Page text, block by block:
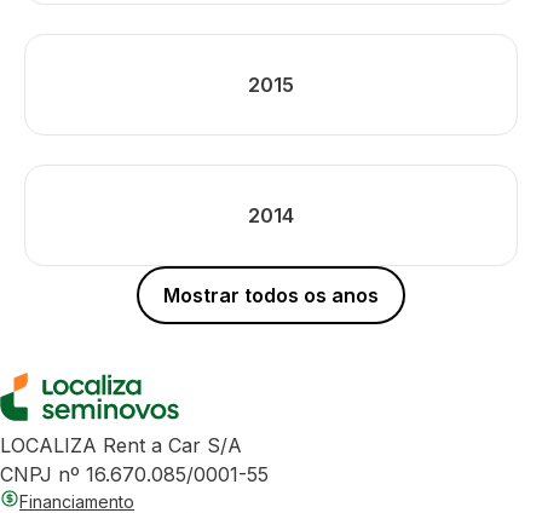
2015
2014
Mostrar todos os anos
LOCALIZA Rent a Car S/A
CNPJ nº 16.670.085/0001-55
Financiamento